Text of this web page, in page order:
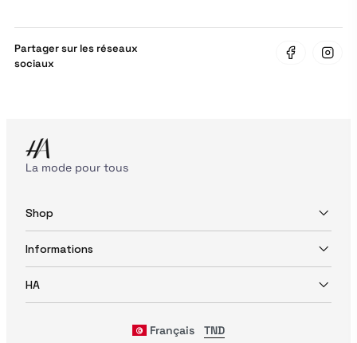
Partager sur les réseaux
sociaux
La mode pour tous
Shop
Informations
HA
Français TND